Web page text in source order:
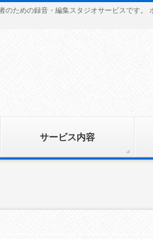
ための録音・編集スタジオサービスです。
サービス内容